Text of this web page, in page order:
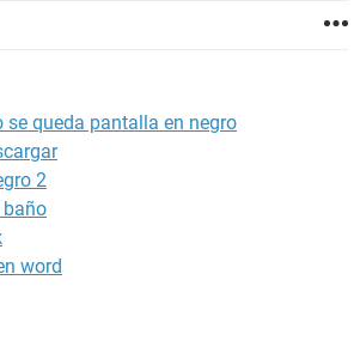
se queda pantalla en negro
2
baño
word